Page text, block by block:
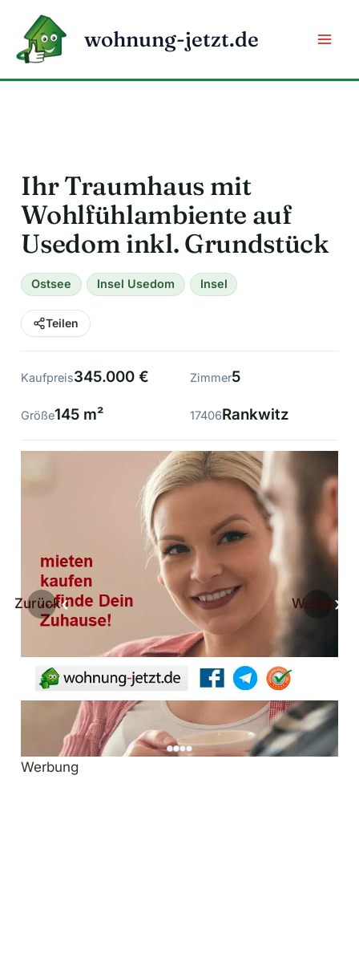
Inhalt
springen
wohnung-jetzt.de
Ihr Traumhaus mit
Wohlfühlambiente auf
Usedom inkl. Grundstück
Ostsee Insel Usedom Insel
Teilen
Kaufpreis345.000 € Zimmer5
Größe145 m² 17406Rankwitz
Zurück Weiter
Werbung